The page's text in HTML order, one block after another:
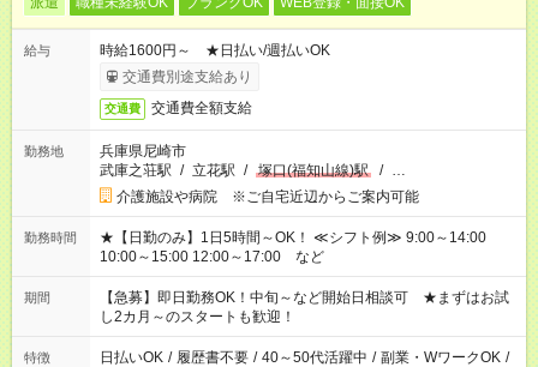
給与
時給1600円～ ★日払い/週払いOK
交通費別途支給あり
交通費 交通費全額支給
勤務地
兵庫県尼崎市
武庫之荘駅 / 立花駅 / 塚口(福知山線)駅 / …
介護施設や病院 ※ご自宅近辺からご案内可能
勤務時間
★【日勤のみ】1日5時間～OK！ ≪シフト例≫ 9:00～14:00
10:00～15:00 12:00～17:00 など
期間
【急募】即日勤務OK！中旬～など開始日相談可 ★まずはお試
し2カ月～のスタートも歓迎！
特徴 日払いOK / 履歴書不要 / 40～50代活躍中 / 副業・WワークOK /